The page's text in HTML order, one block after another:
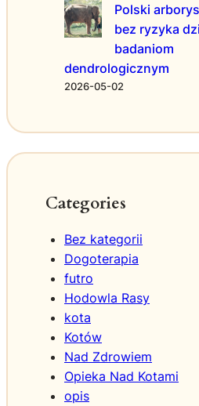
p
n
o
r
a
j
w
y
b
Polski
bez ryzyka
badaniom
dendrologicznym
2026-05-02
Categories
Bez kategorii
Dogoterapia
futro
Hodowla Rasy
kota
Kotów
Nad Zdrowiem
Opieka Nad Kotami
opis